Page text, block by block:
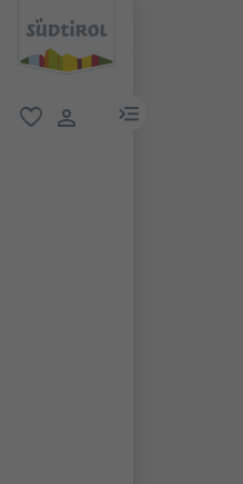
menu link